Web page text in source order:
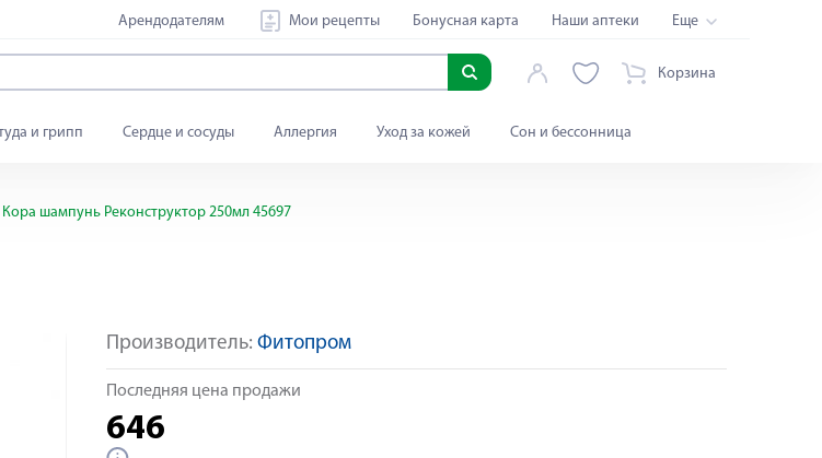
Арендодателям Мои рецепты Бонусная карта Наши аптеки Еще
Корзина
и грипп Сердце и сосуды Аллергия Уход за кожей Сон и бессонница
Кора шампунь Реконструктор 250мл 45697
Яндекс Сплит
Производитель: Фитопром
Последняя цена продажи
646